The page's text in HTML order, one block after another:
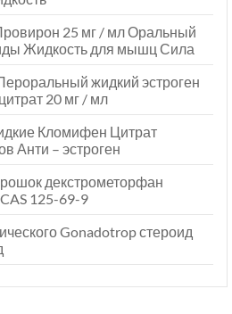
25 мг / мл Оральный
Жидкость для мышц Сила
жидкий эстроген
20 мг / мл
Кломифен Цитрат
Анти – эстроген
декстрометорфан
125-69-9
Gonadotrop стероид